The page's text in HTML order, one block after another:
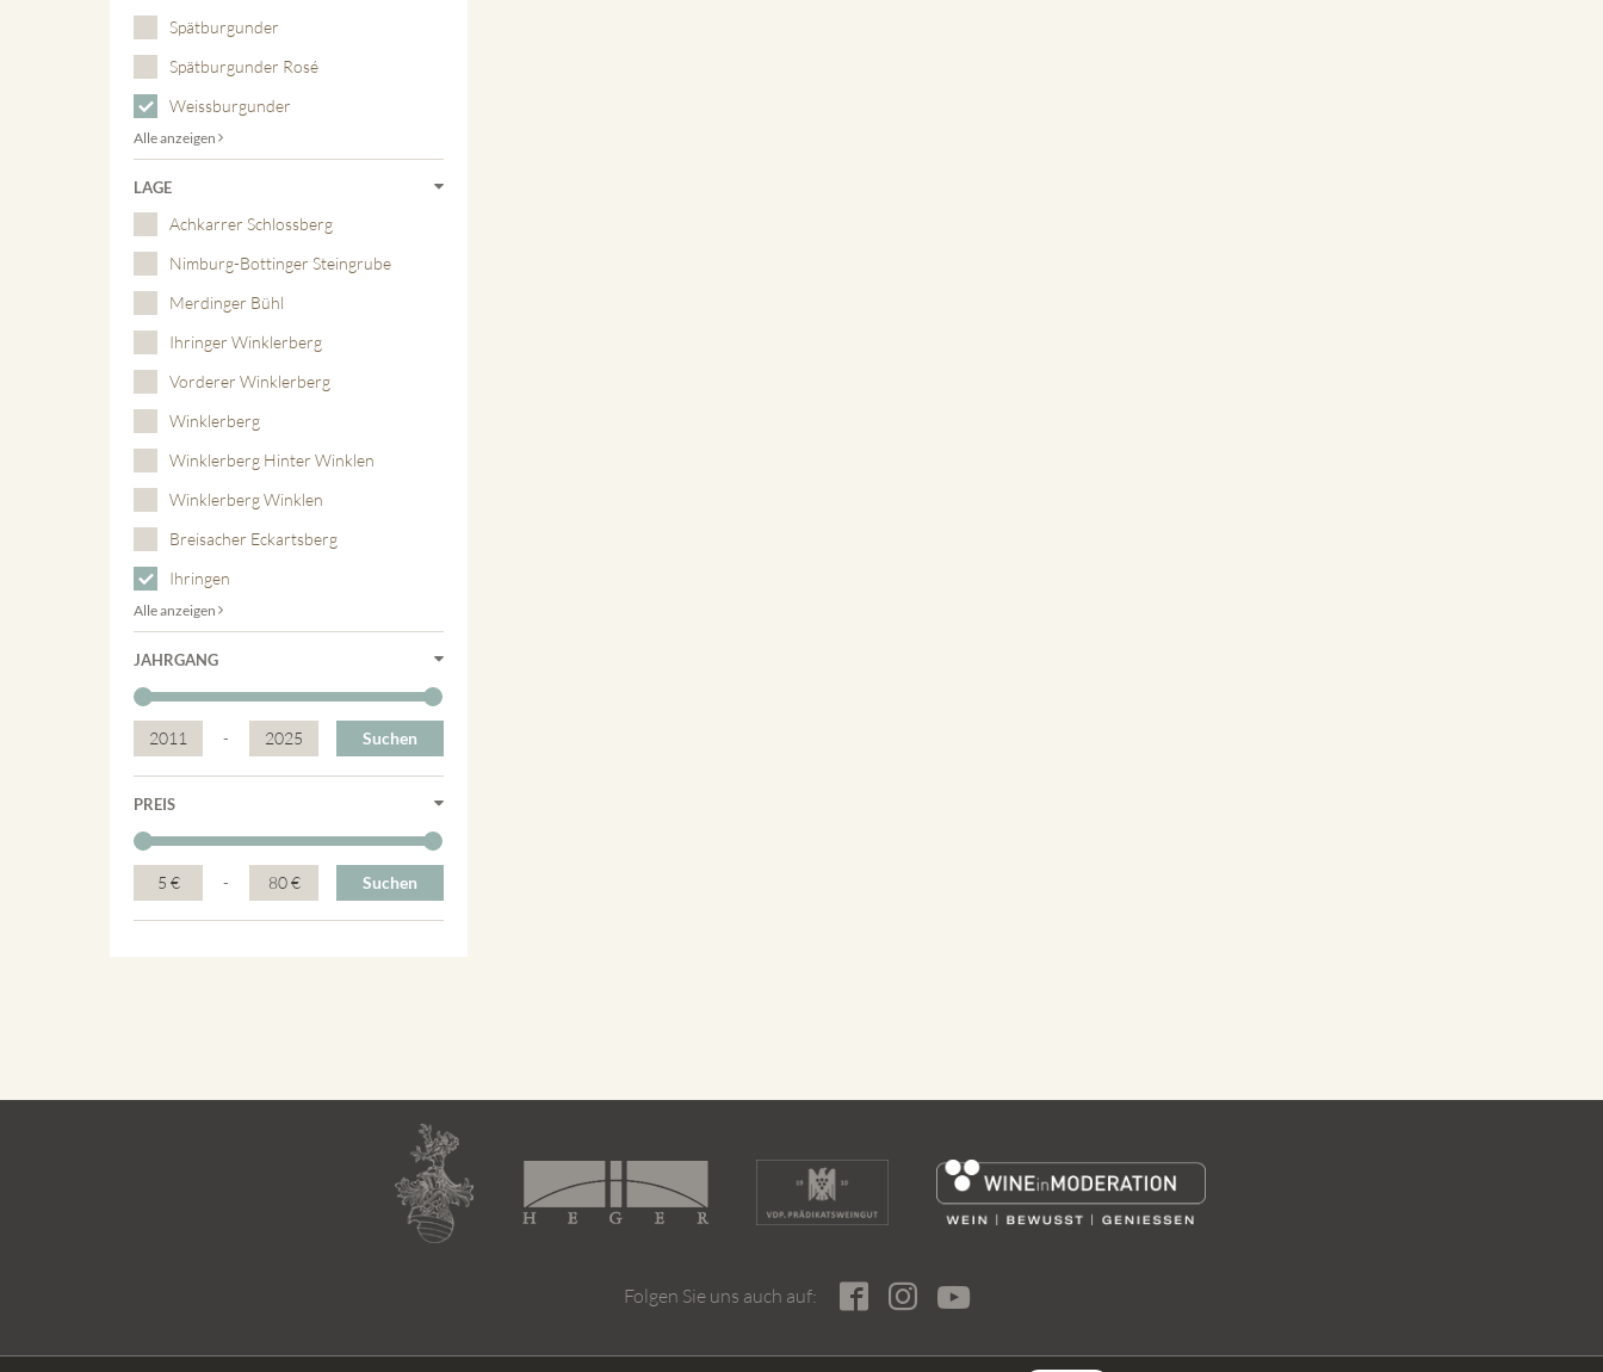
Spätburgunder
Spätburgunder Rosé
Weissburgunder
Alle anzeigen
LAGE
Achkarrer Schlossberg
Nimburg-Bottinger Steingrube
Merdinger Bühl
Ihringer Winklerberg
Vorderer Winklerberg
Winklerberg
Winklerberg Hinter Winklen
Winklerberg Winklen
Breisacher Eckartsberg
Ihringen
Alle anzeigen
JAHRGANG
2011 - 2025 Suchen
PREIS
5 € - 80 € Suchen
Folgen Sie uns auch auf: